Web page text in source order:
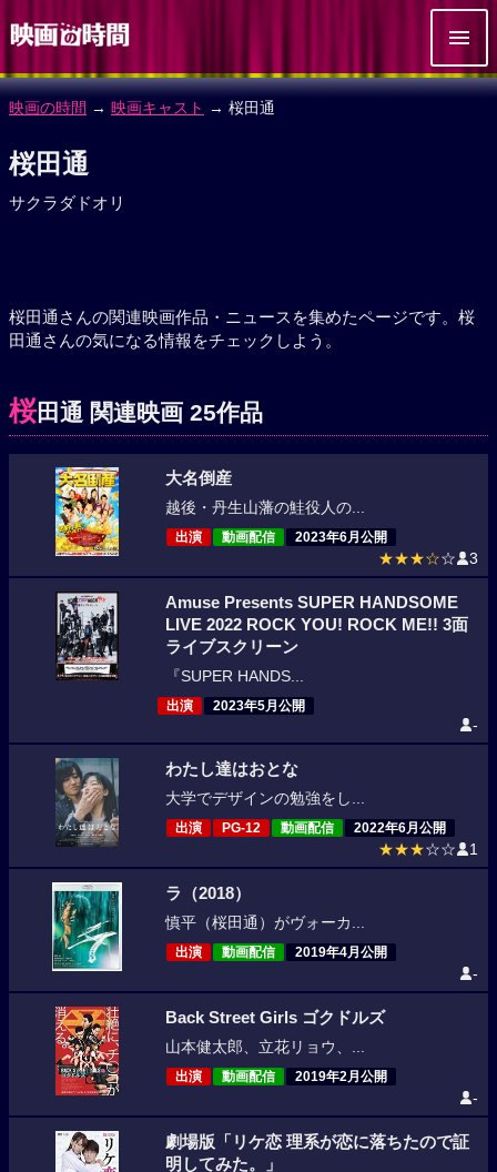
映画の時間 → 映画キャスト → 桜田通
桜田通
サクラダドオリ
桜田通さんの関連映画作品・ニュースを集めたページです。桜
田通さんの気になる情報をチェックしよう。
桜田通 関連映画 25作品
大名倒産
越後・丹生山藩の鮭役人の...
出演 動画配信 2023年6月公開
★★★☆☆ 3
Amuse Presents SUPER HANDSOME
LIVE 2022 ROCK YOU! ROCK ME!! 3面
ライブスクリーン
『SUPER HANDS...
出演 2023年5月公開
-
わたし達はおとな
大学でデザインの勉強をし...
出演 PG-12 動画配信 2022年6月公開
★★★☆☆ 1
ラ（2018）
慎平（桜田通）がヴォーカ...
出演 動画配信 2019年4月公開
-
Back Street Girls ゴクドルズ
山本健太郎、立花リョウ、...
出演 動画配信 2019年2月公開
-
劇場版「リケ恋 理系が恋に落ちたので証
明してみた。」